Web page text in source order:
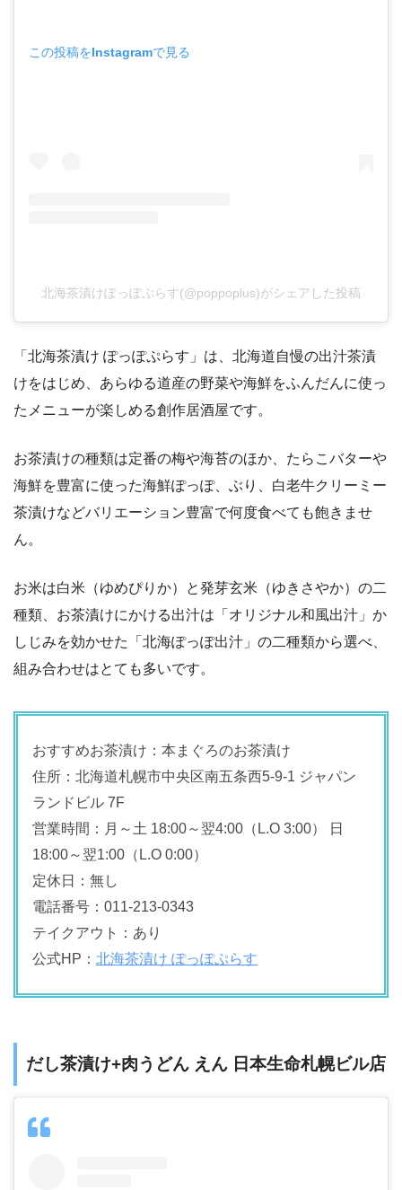
この投稿をInstagramで見る
北海茶漬けぽっぽぷらす(@poppoplus)がシェアした投稿
「北海茶漬け ぽっぽぷらす」は、北海道自慢の出汁茶漬
けをはじめ、あらゆる道産の野菜や海鮮をふんだんに使っ
たメニューが楽しめる創作居酒屋です。
お茶漬けの種類は定番の梅や海苔のほか、たらこバターや
海鮮を豊富に使った海鮮ぽっぽ、ぶり、白老牛クリーミー
茶漬けなどバリエーション豊富で何度食べても飽きませ
ん。
お米は白米（ゆめぴりか）と発芽玄米（ゆきさやか）の二
種類、お茶漬けにかける出汁は「オリジナル和風出汁」か
しじみを効かせた「北海ぽっぽ出汁」の二種類から選べ、
組み合わせはとても多いです。
おすすめお茶漬け：本まぐろのお茶漬け
住所：北海道札幌市中央区南五条西5-9-1 ジャパン
ランドビル 7F
営業時間：月～土 18:00～翌4:00（L.O 3:00） 日
18:00～翌1:00（L.O 0:00）
定休日：無し
電話番号：011-213-0343
テイクアウト：あり
公式HP： 北海茶漬け ぽっぽぷらす
だし茶漬け+肉うどん えん 日本生命札幌ビル店